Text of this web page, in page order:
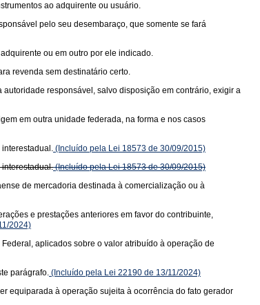
ao adquirente ou usuário.
pelo seu desembaraço, que somente se fará
ou em outro por ele indicado.
revenda sem destinatário certo.
responsável, salvo disposição em contrário, exigir a
em outra unidade federada, na forma e nos casos
(Incluído pela Lei 18573 de 30/09/2015)
(Incluído pela Lei 18573 de 30/09/2015)
de mercadoria destinada à comercialização ou à
e prestações anteriores em favor do contribuinte,
2024)
aplicados sobre o valor atribuído à operação de
parágrafo. (Incluído pela Lei 22190 de 13/11/2024)
equiparada à operação sujeita à ocorrência do fato gerador